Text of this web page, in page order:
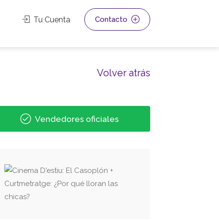
Tu Cuenta Contacto
Volver atrás
Vendedores oficiales